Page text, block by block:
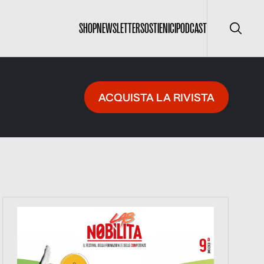
SHOPNEWSLETTERSOSTIENICIPODCAST Cerca
ACQUISTA LA RIVISTA
https://www.nobilitafestival.com